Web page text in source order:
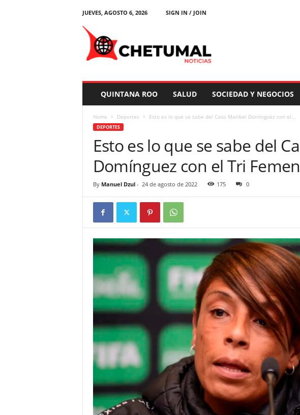
JUEVES, AGOSTO 6, 2026
SIGN IN / JOIN
QUINTANA ROO SALUD SOCIEDAD Y NEGOCIOS
Home Deportes Esto es lo que se sabe del Caso Maribel Domínguez con el...
DEPORTES
Esto es lo que se sabe del
Domínguez con el Tri
By Manuel Dzul- 24 de agosto de 2022 175 0